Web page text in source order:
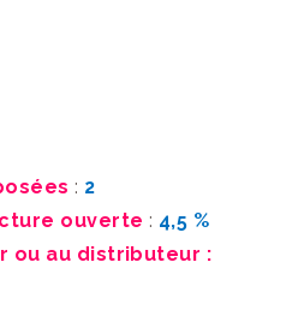
: 2
ouverte : 4,5 %
ou au distributeur :